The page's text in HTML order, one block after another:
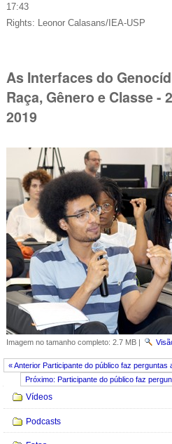
17:43
Rights: Leonor Calasans/IEA-USP
As Interfaces do
Raça, Gênero e Classe -
2019
Imagem no tamanho completo: 2.7 MB|
« Anterior Participante do público faz
Próximo: Participante do público faz
Navegação
Vídeos
Podcasts